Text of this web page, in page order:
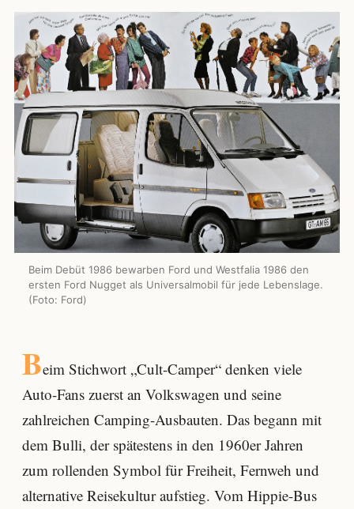
Beim Debüt 1986 bewarben Ford und Westfalia 1986 den
ersten Ford Nugget als Universalmobil für jede Lebenslage.
(Foto: Ford)
Beim Stichwort „Cult-Camper“ denken viele
Auto-Fans zuerst an Volkswagen und seine
zahlreichen Camping-Ausbauten. Das begann mit
dem Bulli, der spätestens in den 1960er Jahren
zum rollenden Symbol für Freiheit, Fernweh und
alternative Reisekultur aufstieg. Vom Hippie-Bus